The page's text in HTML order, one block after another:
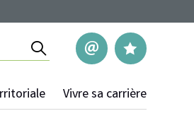
Rechercher
NousMes
Vivre sa carrière